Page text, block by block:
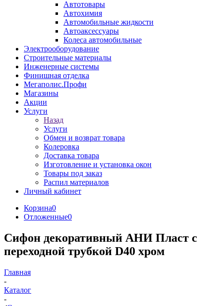
Автотовары
Автохимия
Автомобильные жидкости
Автоаксессуары
Колеса автомобильные
Электрооборудование
Строительные материалы
Инженерные системы
Финишная отделка
Мегаполис.Профи
Магазины
Акции
Услуги
Назад
Услуги
Обмен и возврат товара
Колеровка
Доставка товара
Изготовление и установка окон
Товары под заказ
Распил материалов
Личный кабинет
Корзина0
Отложенные0
Сифон декоративный АНИ Пласт с
переходной трубкой D40 хром
Главная
-
Каталог
-